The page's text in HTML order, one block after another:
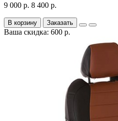
9 000 р. 8 400 р.
В корзину Заказать
Ваша скидка: 600 р.